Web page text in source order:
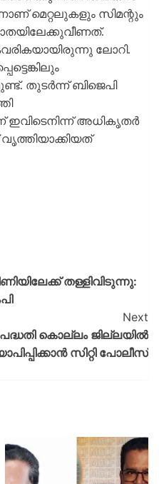
മെറ്റലുകളും സിമന്റും
ലോറി.
തുടർന്ന് ബിജെപി
ഇവിടെനിന്ന്‌ അധികൃതർ
തള്ളിവിടുന്നു:
Next
പദ്ധതി കൊല്ലം ജില്ലയിൽ
സിറ്റി പോലീസ്